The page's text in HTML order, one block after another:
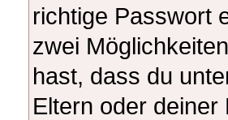
richtige Passwort
zwei
hast, dass du
Eltern oder